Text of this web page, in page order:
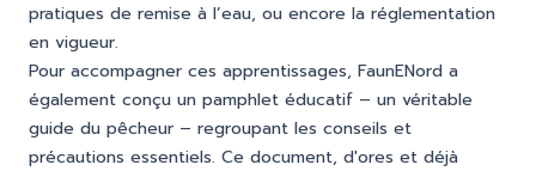
pratiques de remise à l’eau, ou encore la réglementation
en vigueur.
Pour accompagner ces apprentissages, FaunENord a
également conçu un pamphlet éducatif – un véritable
guide du pêcheur – regroupant les conseils et
précautions essentiels. Ce document, d'ores et déjà